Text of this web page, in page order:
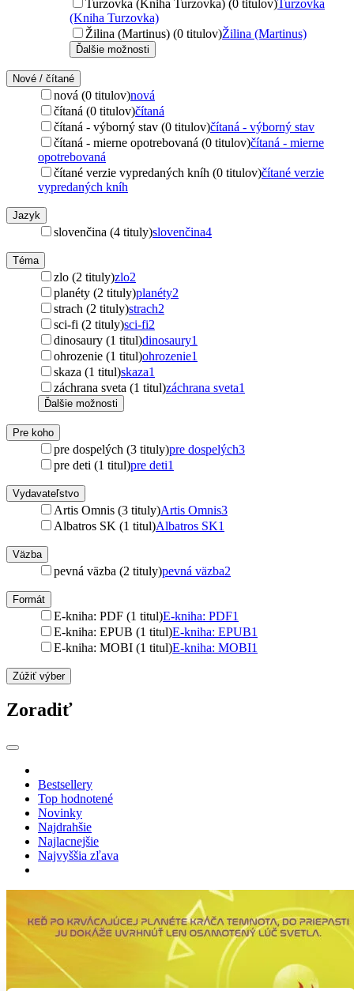
Turzovka (Kniha Turzovka) (0 titulov)Turzovka
(Kniha Turzovka)
Žilina (Martinus) (0 titulov)Žilina (Martinus)
Ďalšie možnosti
Nové / čítané
nová (0 titulov)nová
čítaná (0 titulov)čítaná
čítaná - výborný stav (0 titulov)čítaná - výborný stav
čítaná - mierne opotrebovaná (0 titulov)čítaná - mierne
opotrebovaná
čítané verzie vypredaných kníh (0 titulov)čítané verzie
vypredaných kníh
Jazyk
slovenčina (4 tituly)slovenčina4
Téma
zlo (2 tituly)zlo2
planéty (2 tituly)planéty2
strach (2 tituly)strach2
sci-fi (2 tituly)sci-fi2
dinosaury (1 titul)dinosaury1
ohrozenie (1 titul)ohrozenie1
skaza (1 titul)skaza1
záchrana sveta (1 titul)záchrana sveta1
Ďalšie možnosti
Pre koho
pre dospelých (3 tituly)pre dospelých3
pre deti (1 titul)pre deti1
Vydavateľstvo
Artis Omnis (3 tituly)Artis Omnis3
Albatros SK (1 titul)Albatros SK1
Väzba
pevná väzba (2 tituly)pevná väzba2
Formát
E-kniha: PDF (1 titul)E-kniha: PDF1
E-kniha: EPUB (1 titul)E-kniha: EPUB1
E-kniha: MOBI (1 titul)E-kniha: MOBI1
Zúžiť výber
Zoradiť
Bestsellery
Top hodnotené
Novinky
Najdrahšie
Najlacnejšie
Najvyššia zľava